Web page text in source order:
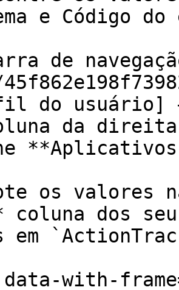
e Código do
de
do usuário]
da
coluna dos
em